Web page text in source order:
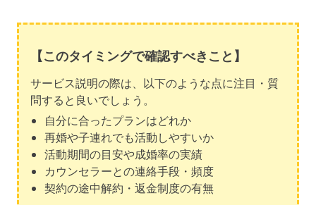
【このタイミングで確認すべきこと】
サービス説明の際は、以下のような点に注目・質
問すると良いでしょう。
自分に合ったプランはどれか
再婚や子連れでも活動しやすいか
活動期間の目安や成婚率の実績
カウンセラーとの連絡手段・頻度
契約の途中解約・返金制度の有無